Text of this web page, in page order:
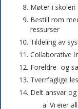
Møter i skolen
Bestill rom
ressurser
Tildeling av
Collaborative
Foreldre- og
Tverrfaglige
Delt ansvar
Vi eier